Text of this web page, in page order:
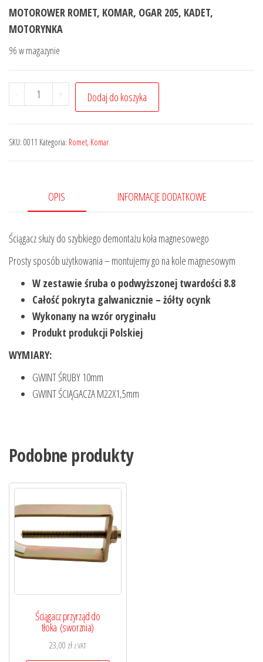
MOTOROWER ROMET, KOMAR, OGAR 205, KADET,
MOTORYNKA
96 w magazynie
-
ilość
Ściągacz
koła
+ Dodaj do koszyka
SKU: 0011 Kategoria: Romet, Komar
OPIS INFORMACJE DODATKOWE
Ściągacz służy do szybkiego demontażu koła magnesowego
Prosty sposób użytkowania – montujemy go na kole magnesowym
W zestawie śruba o podwyższonej twardości 8.8
Całość pokryta galwanicznie – żółty ocynk
Wykonany na wzór oryginału
Produkt produkcji Polskiej
WYMIARY:
GWINT ŚRUBY 10mm
GWINT ŚCIĄGACZA M22X1,5mm
Podobne produkty
Ściągacz przyrząd do
tłoka (sworznia)
23,00 zł z VAT